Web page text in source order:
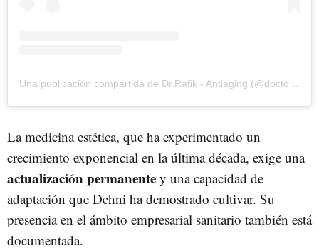
La medicina estética, que ha experimentado un
crecimiento exponencial en la última década, exige una
actualización permanente y una capacidad de
adaptación que Dehni ha demostrado cultivar. Su
presencia en el ámbito empresarial sanitario también está
documentada.